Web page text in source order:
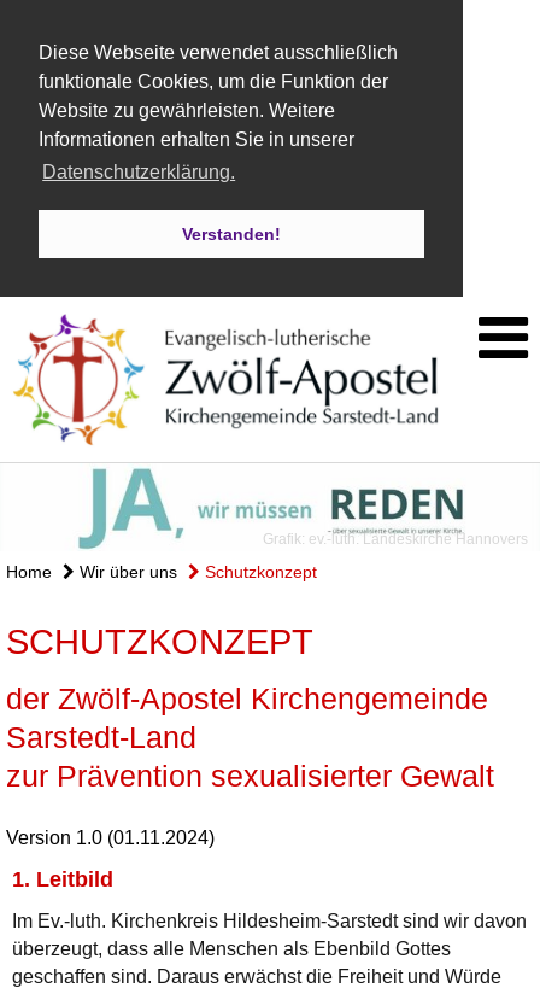
Diese Webseite verwendet ausschließlich
funktionale Cookies, um die Funktion der
Website zu gewährleisten. Weitere
Informationen erhalten Sie in unserer
Datenschutzerklärung.
Verstanden!
Grafik: ev.-luth. Landeskirche Hannovers
Home Wir über uns Schutzkonzept
SCHUTZKONZEPT
der Zwölf-Apostel Kirchengemeinde
Sarstedt-Land
zur Prävention sexualisierter Gewalt
Version 1.0 (01.11.2024)
1. Leitbild
Im Ev.-luth. Kirchenkreis Hildesheim-Sarstedt sind wir davon
überzeugt, dass alle Menschen als Ebenbild Gottes
geschaffen sind. Daraus erwächst die Freiheit und Würde